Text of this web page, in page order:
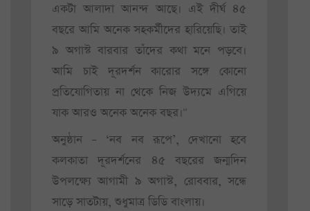
একটা আলাদা আনন্দ আছে। এই দীর্ঘ ৪৫
বছরে আমি অনেক সহকর্মীদের হারিয়েছি। তাই
৯ অগাস্ট বারবার তাঁদের কথা মনে পড়বে।
আমি চাই দূরদর্শন কারোর সঙ্গে কোনো
প্রতিযোগিতায় না থেকে নিজ উদ্যমে এগিয়ে
যাক আরও অনেক অনেক বছর।"
অনুষ্ঠান – ‘নব নব রূপে’, দেখানো হবে
কলকাতা দূরদর্শনের ৪৫ বছরের জন্মদিন
উপলক্ষ্যে আগামী ৯ অগাস্ট, রোববার, সন্ধে
সাড়ে সাতটায়, শুধুমাত্র ডিডি বাংলায়।